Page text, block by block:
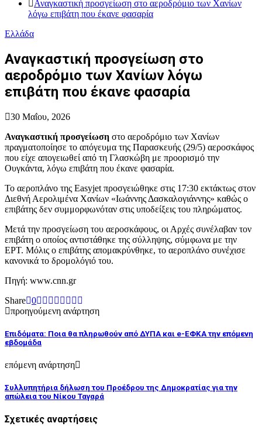
Αναγκαστική προσγείωση στο αεροδρόμιο των Χανίων
λόγω επιβάτη που έκανε φασαρία
Ελλάδα
Αναγκαστική προσγείωση στο
αεροδρόμιο των Χανίων λόγω
επιβάτη που έκανε φασαρία
30 Μαΐου, 2026
Αναγκαστική προσγείωση στο αεροδρόμιο των Χανίων
πραγματοποίησε το απόγευμα της Παρασκευής (29/5) αεροσκάφος
που είχε απογειωθεί από τη Γλασκώβη με προορισμό την
Ουγκάντα, λόγω επιβάτη που έκανε φασαρία.
Το αεροπλάνο της Easyjet προσγειώθηκε στις 17:30 εκτάκτως στον
Διεθνή Αερολιμένα Χανίων «Ιωάννης Δασκαλογιάννης» καθώς ο
επιβάτης δεν συμμορφωνόταν στις υποδείξεις του πληρώματος.
Μετά την προσγείωση του αεροσκάφους, οι Αρχές συνέλαβαν τον
επιβάτη ο οποίος αντιστάθηκε της σύλληψης, σύμφωνα με την
ΕΡΤ. Μόλις ο επιβάτης απομακρύνθηκε, το αεροπλάνο συνέχισε
κανονικά το δρομολόγιό του.
Πηγή: www.cnn.gr
Share 0
προηγούμενη ανάρτηση
Επιδόματα: Ποια θα πληρωθούν από ΔΥΠΑ και e-ΕΦΚΑ την επόμενη
εβδομάδα
επόμενη ανάρτηση
Συλλυπητήρια δήλωση του Προέδρου της Δημοκρατίας για την
απώλεια του Νίκου Ταγαρά
Σχετικές αναρτήσεις